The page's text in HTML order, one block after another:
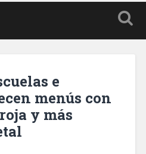
e
menús con
y más